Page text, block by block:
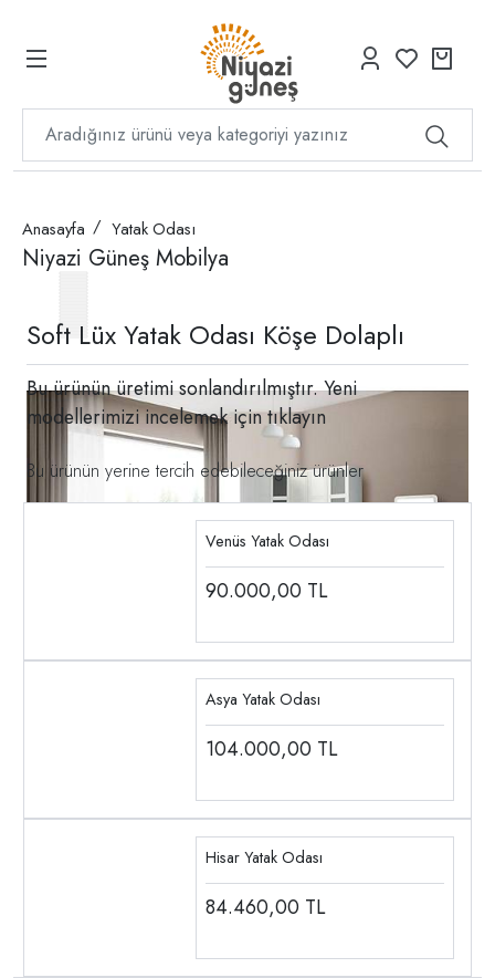
Anasayfa Yatak Odası
Niyazi Güneş Mobilya
Soft Lüx Yatak Odası Köşe Dolaplı
Bu ürünün üretimi sonlandırılmıştır. Yeni
modellerimizi incelemek içintıklayın
Bu ürünün yerine tercih edebileceğiniz ürünler
Venüs Yatak Odası
90.000,00 TL
Asya Yatak Odası
104.000,00 TL
Hisar Yatak Odası
84.460,00 TL